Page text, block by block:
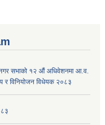
नगर सभाको १२ ‍औं अधिवेशनमा आ.व.
र विनियोजन विधेयक २०८३
८३